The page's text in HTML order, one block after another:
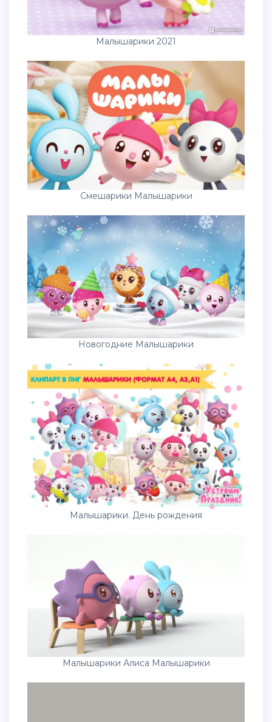
Малышарики 2021
Смешарики Малышарики
Новогодние Малышарики
Малышарики. День рождения
Малышарики Алиса Малышарики